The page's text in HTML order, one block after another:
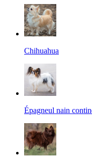
Chihuahua
Épagneul nain